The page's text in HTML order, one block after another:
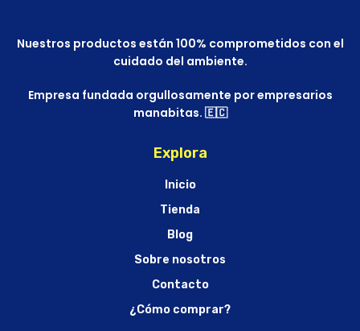
Nuestros productos están 100% comprometidos con el
cuidado del ambiente.
Empresa fundada orgullosamente por empresarios
manabitas. 🇪🇨
Explora
Inicio
Tienda
Blog
Sobre nosotros
Contacto
¿Cómo comprar?